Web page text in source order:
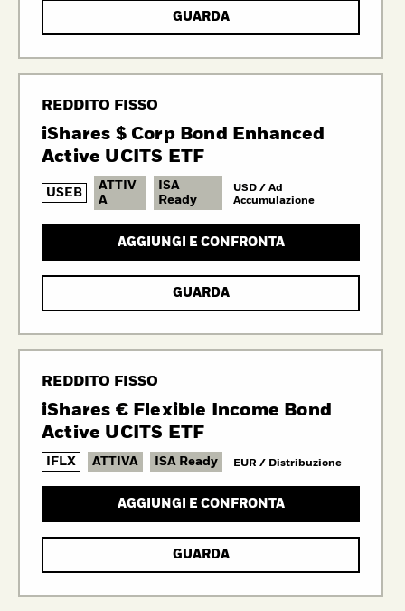
GUARDA
REDDITO FISSO
iShares $ Corp Bond Enhanced
Active UCITS ETF
USEB
ATTIV
A
ISA
Ready
USD / Ad
Accumulazione
AGGIUNGI E CONFRONTA
GUARDA
REDDITO FISSO
iShares € Flexible Income Bond
Active UCITS ETF
IFLX ATTIVA ISA Ready EUR / Distribuzione
AGGIUNGI E CONFRONTA
GUARDA